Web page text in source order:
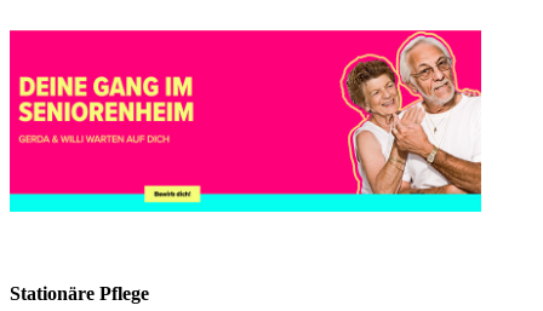
Stationäre Pflege